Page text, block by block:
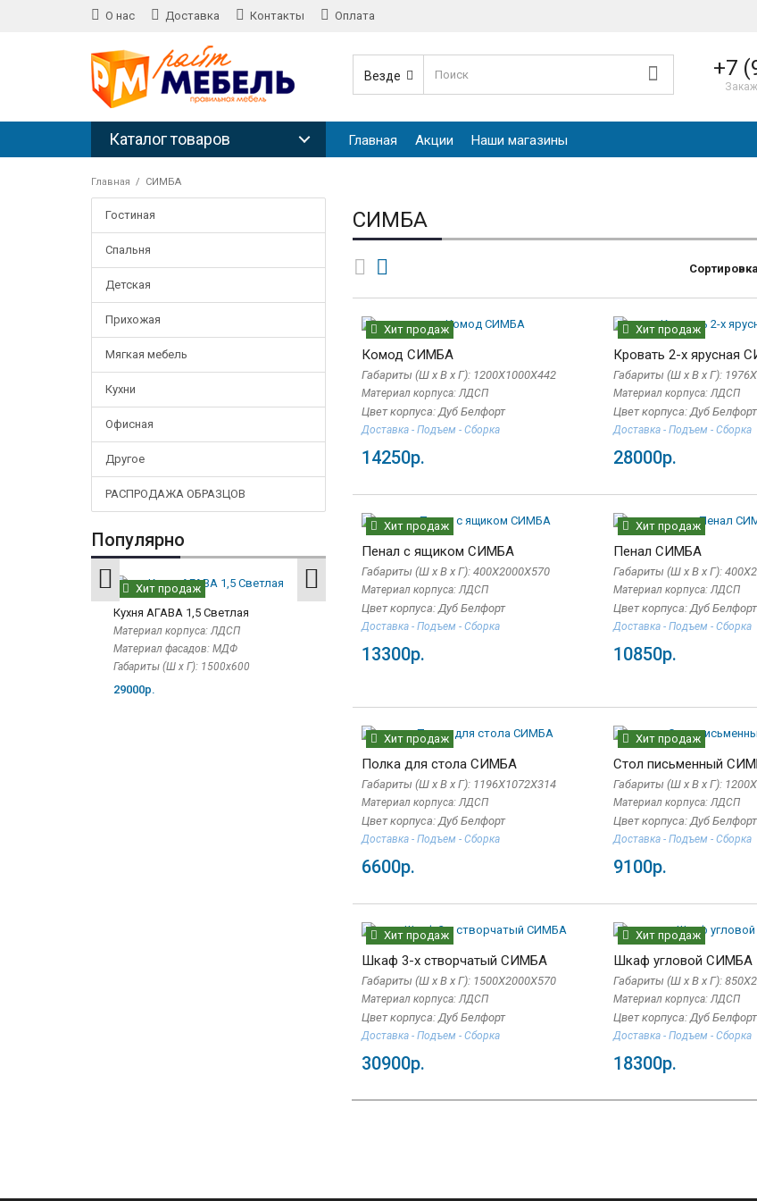
О нас Доставка Контакты Оплата
Везде +7
Каталог товаров Главная Акции Наши магазины
Главная СИМБА
Гостиная
Спальня
Детская
Прихожая
Мягкая мебель
Кухни
Офисная
Другое
РАСПРОДАЖА ОБРАЗЦОВ
Популярно
Хит продаж
Кухня АГАВА 1,5 Светлая
Материал корпуса: ЛДСП
Материал фасадов: МДФ
Габариты (Ш х Г): 1500х600
29000р.
Хит продаж
Кухня ГЛЕТЧЕР-02
Габариты (Ш x В x Г):
2400х2140х600
Материал корпуса: ЛДСП
Хит продаж
Шкаф-купе ЛОРД Венге
Габариты (Ш x В x Г):
26500р.
-
СИМБА
Хит продаж
Комод СИМБА
Габариты (Ш x В x Г): 1200Х1000Х442
Материал корпуса: ЛДСП
Цвет корпуса: Дуб Белфорт
Доставка - Подъем - Сборка
14250р.
Хит продаж
Кровать 2-х ярусная
Габариты (Ш x В x Г):
Материал корпуса: ЛДСП
Цвет корпуса: Дуб Белфорт
Доставка - Подъем - Сборка
28000р.
Хит продаж
Пенал с ящиком СИМБА
Габариты (Ш x В x Г): 400Х2000Х570
Материал корпуса: ЛДСП
Цвет корпуса: Дуб Белфорт
Доставка - Подъем - Сборка
13300р.
Хит продаж
Пенал СИМБА
Габариты (Ш x В x Г):
Материал корпуса: ЛДСП
Цвет корпуса: Дуб Белфорт
Доставка - Подъем - Сборка
10850р.
Хит продаж
Полка для стола СИМБА
Габариты (Ш x В x Г): 1196Х1072Х314
Материал корпуса: ЛДСП
Цвет корпуса: Дуб Белфорт
Доставка - Подъем - Сборка
6600р.
Хит продаж
Стол письменный
Габариты (Ш x В x Г):
Материал корпуса: ЛДСП
Цвет корпуса: Дуб Белфорт
Доставка - Подъем - Сборка
9100р.
Хит продаж
Шкаф 3-х створчатый СИМБА
Габариты (Ш x В x Г): 1500Х2000Х570
Материал корпуса: ЛДСП
Цвет корпуса: Дуб Белфорт
Доставка - Подъем - Сборка
30900р.
Хит продаж
Шкаф угловой СИМБА
Габариты (Ш x В x Г):
Материал корпуса: ЛДСП
Цвет корпуса: Дуб Белфорт
Доставка - Подъем - Сборка
18300р.